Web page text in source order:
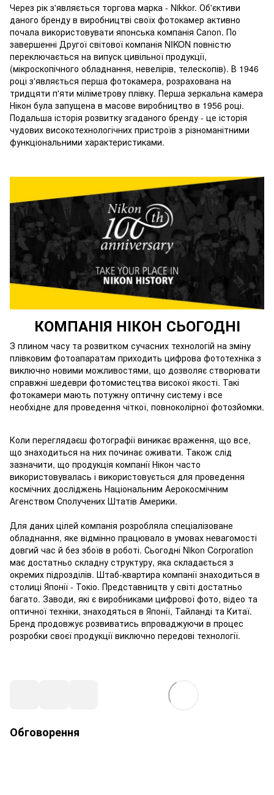
Через рік з'являється торгова марка - Nikkor. Об'єктиви
даного бренду в виробництві своїх фотокамер активно
почала використовувати японська компанія Сanon. По
завершенні Другої світової компанія NIKON повністю
переключається на випуск цивільної продукції,
(мікроскопічного обладнання, невелірів, телескопів). В 1946
році з'являється перша фотокамера, розрахована на
тридцяти п'яти міліметрову плівку. Перша зеркальна камера
Нікон була запущена в масове виробництво в 1956 році.
Подальша історія розвитку згаданого бренду - це історія
чудових високотехнологічних пристроїв з різноманітними
функціональними характеристиками.
КОМПАНІЯ НІКОН СЬОГОДНІ
З плином часу та розвитком сучасних технологій на зміну
плівковим фотоапаратам приходить цифрова фототехніка з
виключно новими можливостями, що дозволяє створювати
справжні шедеври фотомистецтва високої якості. Такі
фотокамери мають потужну оптичну систему і все
необхідне для проведення чіткої, повноколірної фотозйомки.
Коли переглядаєш фотографії виникає враження, що все,
що знаходиться на них починає оживати. Також слід
зазначити, що продукція компанії Нікон часто
використовувалась і використовується для проведення
космічних досліджень Національним Аерокосмічним
Агенством Сполучених Штатів Америки.
Для даних цілей компанія розробляла спеціалізоване
обладнання, яке відмінно працювало в умовах невагомості
довгий час й без збоїв в роботі. Сьогодні Nikon Corporation
має достатньо складну структуру, яка складається з
окремих підрозділів. Штаб-квартира компанії знаходиться в
столиці Японії - Токіо. Представництв у світі достатньо
багато. Заводи, які є виробниками цифрової фото, відео та
оптичної техніки, знаходяться в Японії, Тайланді та Китаї.
Бренд продовжує розвиватись впроваджуючи в процес
розробки своєї продукції виключно передові технології.
Обговорення